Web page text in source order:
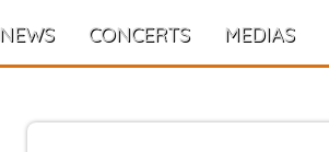
NEWS CONCERTS MEDIAS